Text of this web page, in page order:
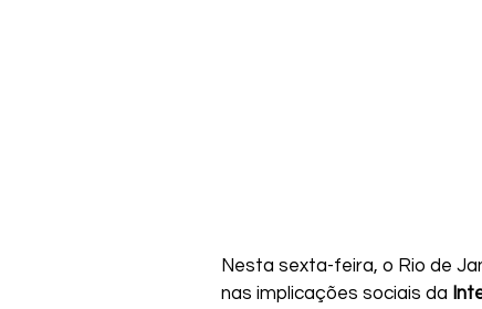
Nesta sexta-feira, o Rio de
nas implicações sociais da